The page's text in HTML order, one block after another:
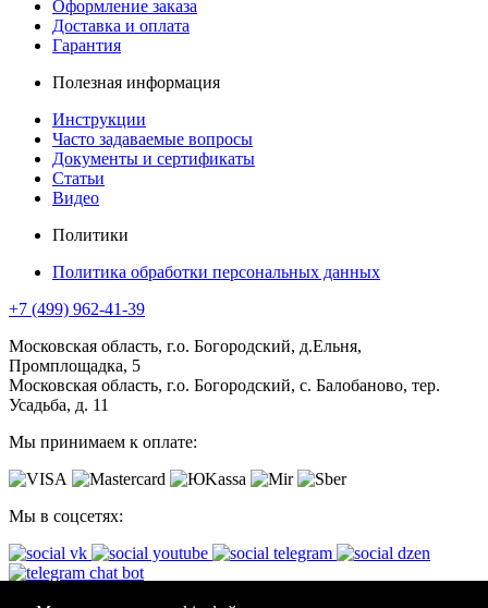
Оформление заказа
Доставка и оплата
Гарантия
Полезная информация
Инструкции
Часто задаваемые вопросы
Документы и сертификаты
Статьи
Видео
Политики
Политика обработки персональных данных
+7 (499) 962-41-39
Московская область, г.о. Богородский, д.Ельня,
Промплощадка, 5
Московская область, г.о. Богородский, с. Балобаново, тер.
Усадьба, д. 11
Мы принимаем к оплате:
Мы в соцсетях: